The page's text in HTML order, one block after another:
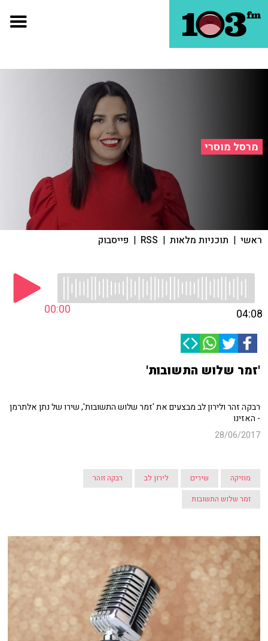
מרסל מוסרי
ראשי | תוכניות מלאות |
RSS
| פייסבוק
00:00 04:08
'זמר שלוש התשובות'
רבקה זהר ולירון לב מבצעים את 'זמר שלוש התשובות', שירו של נתן אלתרמן
- האזינו
28/06/2017
מוזיקה שירים לירון לב
רבקה זוהר
זמר שלוש התשובות